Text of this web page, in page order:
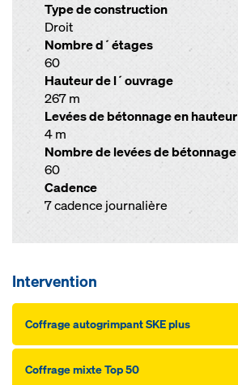
Type de construction
Droit
Nombre d´étages
60
Hauteur de l´ouvrage
267 m
Levées de bétonnage en hauteur
4 m
Nombre de levées de bétonnage
60
Cadence
7 cadence journalière
Intervention
Coffrage autogrimpant SKE plus
Coffrage mixte Top 50